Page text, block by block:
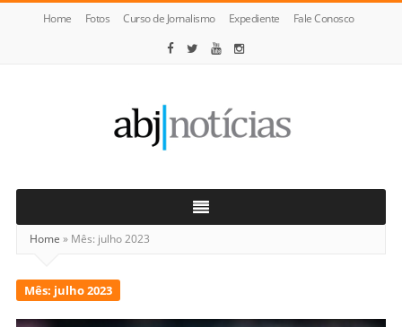
Home Fotos Curso de Jornalismo Expediente Fale Conosco
Notícias
Home » Mês: julho 2023
Mês: julho 2023